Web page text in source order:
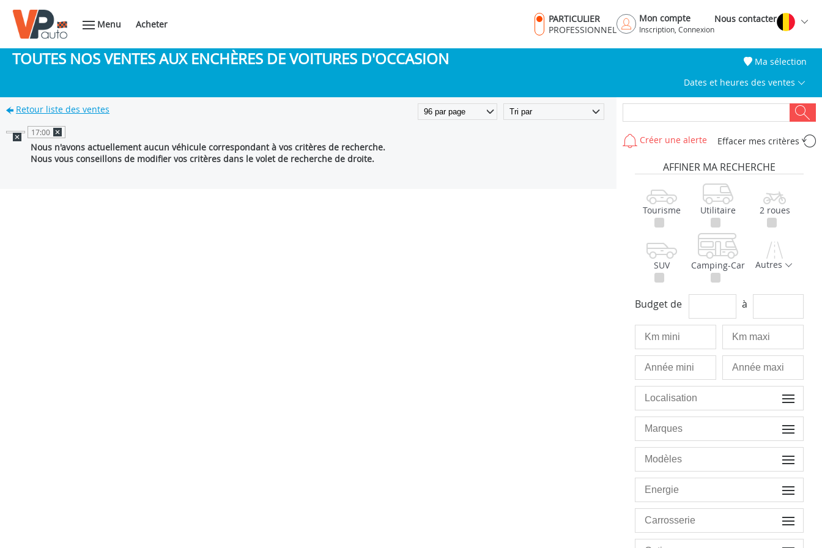
Menu Acheter
PARTICULIER
PROFESSIONNEL
Mon compte
Inscription, Connexion
Nous contacter
TOUTES NOS VENTES AUX ENCHÈRES DE VOITURES D'OCCASION
Ma sélection
Dates et heures des ventes
Retour liste des ventes
17:00
Nous n'avons actuellement aucun véhicule correspondant à vos critères de recherche.
Nous vous conseillons de modifier vos critères dans le volet de recherche de droite.
Créer une alerte Effacer mes critères
AFFINER MA RECHERCHE
Tourisme Utilitaire 2 roues
SUV Camping-Car Autres
Budget de à